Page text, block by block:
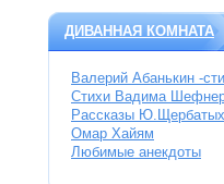
ДИВАННАЯ КОМНАТА
Валерий Абанькин -
Стихи Вадима
Рассказы Ю.Щербатых
Омар Хайям
Любимые анекдоты